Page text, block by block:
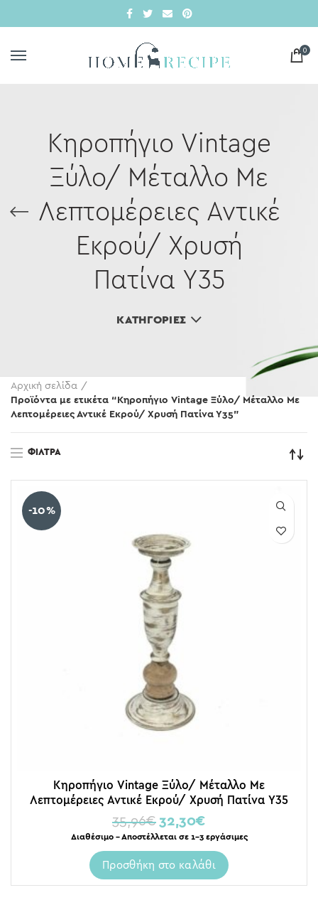
0
Κηροπήγιο Vintage
Ξύλο/ Μέταλλο Με
Λεπτομέρειες Αντικέ
Εκρού/ Χρυσή
Πατίνα Υ35
ΚΑΤΗΓΟΡΊΕΣ
Αρχική σελίδα
Προϊόντα με ετικέτα “Κηροπήγιο Vintage Ξύλο/ Μέταλλο Με
Λεπτομέρειες Αντικέ Εκρού/ Χρυσή Πατίνα Υ35”
ΦΊΛΤΡΑ
-10%
Κηροπήγιο Vintage Ξύλο/ Μέταλλο Με
Λεπτομέρειες Αντικέ Εκρού/ Χρυσή Πατίνα Υ35
35,96€ 32,30€
Διαθέσιμο – Αποστέλλεται σε 1-3 εργάσιμες
Προσθήκη στο καλάθι